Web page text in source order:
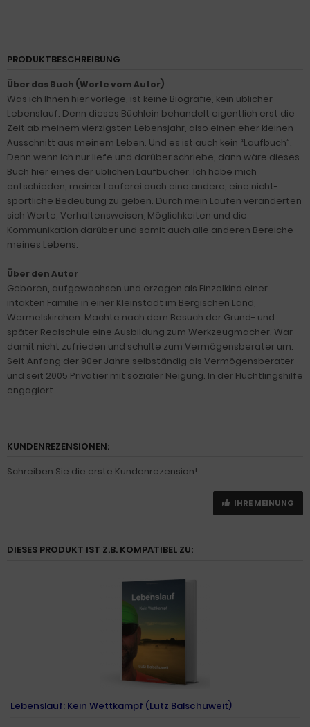
PRODUKTBESCHREIBUNG
Über das Buch (Worte vom Autor)
Was ich Ihnen hier vorlege, ist keine Biografie, kein üblicher
Lebenslauf. Denn dieses Büchlein behandelt eigentlich erst die
Zeit ab meinem vierzigsten Lebensjahr, also einen eher kleinen
Ausschnitt aus meinem Leben. Und es ist auch kein “Laufbuch”.
Denn wenn ich nur liefe und darüber schriebe, dann wäre dieses
Buch hier eines der üblichen Laufbücher. Ich habe mich
entschieden, meiner Lauferei auch eine andere, eine nicht-
sportliche Bedeutung zu geben. Durch mein Laufen veränderten
sich Werte, Verhaltensweisen, Möglichkeiten und die
Kommunikation darüber und somit auch alle anderen Bereiche
meines Lebens.
Über den Autor
Geboren, aufgewachsen und erzogen als Einzelkind einer
intakten Familie in einer Kleinstadt im Bergischen Land,
Wermelskirchen. Machte nach dem Besuch der Grund- und
später Realschule eine Ausbildung zum Werkzeugmacher. War
damit nicht zufrieden und schulte zum Vermögensberater um.
Seit Anfang der 90er Jahre selbständig als Vermögensberater
und seit 2005 Privatier mit sozialer Neigung. In der Flüchtlingshilfe
engagiert.
KUNDENREZENSIONEN:
Schreiben Sie die erste Kundenrezension!
IHRE MEINUNG
DIESES PRODUKT IST Z.B. KOMPATIBEL ZU:
Lebenslauf: Kein Wettkampf (Lutz Balschuweit)